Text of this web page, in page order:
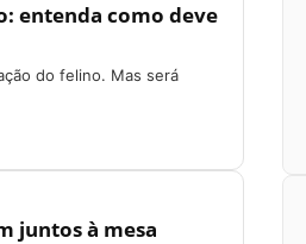
entenda como deve
do felino. Mas será
juntos à mesa